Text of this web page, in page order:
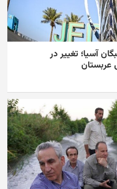
آسیا؛ تغییر در
عربستان